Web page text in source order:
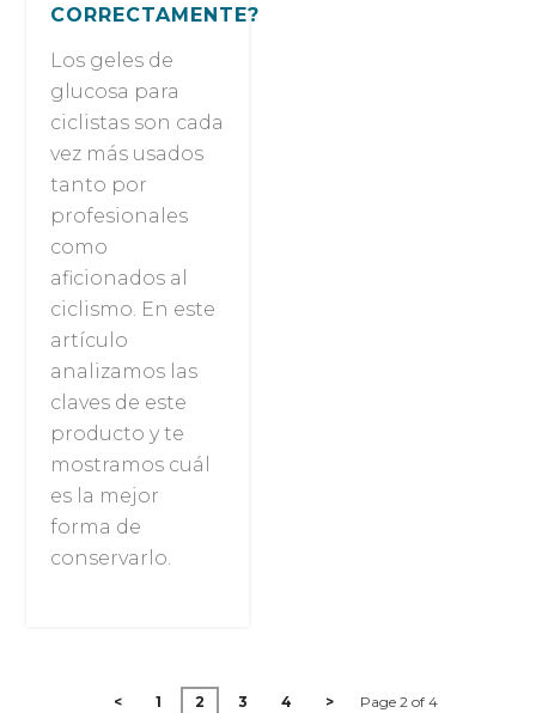
CORRECTAMENTE?
Los geles de
glucosa para
ciclistas son cada
vez más usados
tanto por
profesionales
como
aficionados al
ciclismo. En este
artículo
analizamos las
claves de este
producto y te
mostramos cuál
es la mejor
forma de
conservarlo.
< 1 2 3 4 > Page 2 of 4